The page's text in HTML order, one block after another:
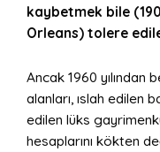
kaybetmek bile
Orleans) tolere
Ancak 1960 yılından
alanları, ıslah edilen
edilen lüks
hesaplarını kökten